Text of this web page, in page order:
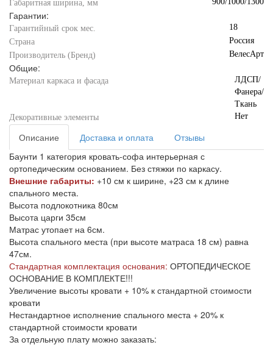
Габаритная ширина, мм
Гарантии:
Гарантийный срок мес.
18
Страна
Россия
Производитель (Бренд)
ВелесАрт
Общие:
Материал каркаса и фасада
ЛДСП/
Фанера/
Ткань
Декоративные элементы
Нет
Описание Доставка и оплата
Отзывы
Баунти 1 категория кровать-софа интерьерная с
ортопедическим основанием. Без стяжки по каркасу.
Внешние габариты: +10 см к ширине, +23 см к длине
спального места.
Высота подлокотника 80см
Высота царги 35см
Матрас утопает на 6см.
Высота спального места (при высоте матраса 18 см) равна
47см.
Стандартная комплектация основания: ОРТОПЕДИЧЕСКОЕ
ОСНОВАНИЕ В КОМПЛЕКТЕ!!!
Увеличение высоты кровати + 10% к стандартной стоимости
кровати
Нестандартное исполнение спального места + 20% к
стандартной стоимости кровати
За отдельную плату можно заказать: